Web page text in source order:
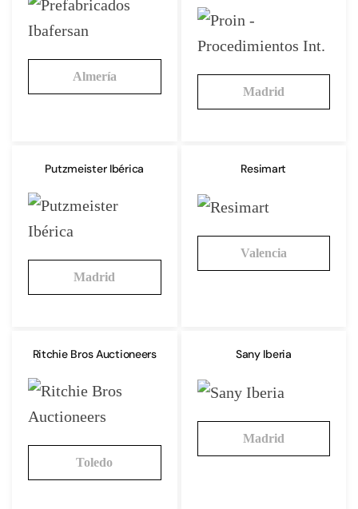
Almería
Madrid
Putzmeister Ibérica
Madrid
Resimart
Valencia
Ritchie Bros Auctioneers
Toledo
Sany Iberia
Madrid